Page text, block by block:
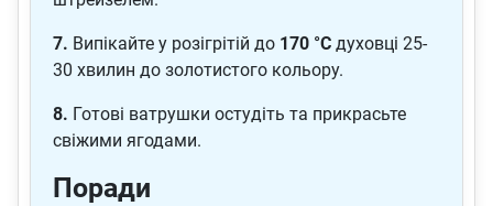
7. Випікайте у розігрітій до 170 °C духовці 25-
30 хвилин до золотистого кольору.
8. Готові ватрушки остудіть та прикрасьте
свіжими ягодами.
Поради